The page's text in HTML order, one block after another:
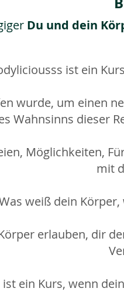
Du und dein
ist ein
wurde, um einen
Wahnsinns dieser
Möglichkeiten,
mit
weiß dein
erlauben, dir
ein Kurs, wenn